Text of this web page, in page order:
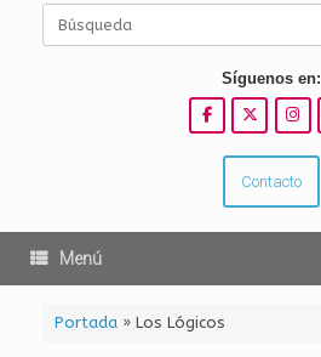
Buscar:
Síguenos en:
Contacto
Menú
Portada» Los Lógicos